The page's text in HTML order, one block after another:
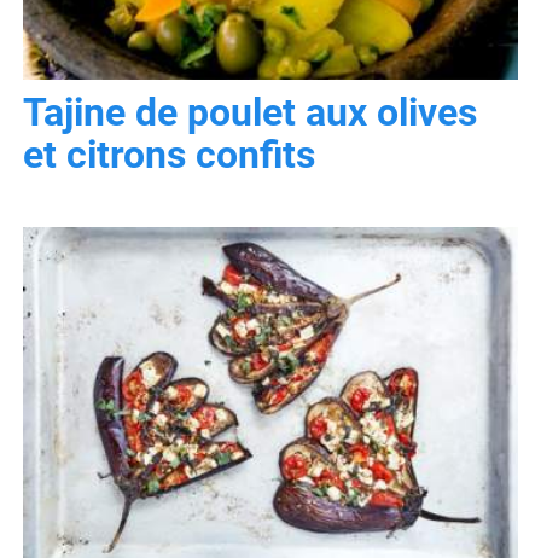
Tajine de poulet aux olives
et citrons confits